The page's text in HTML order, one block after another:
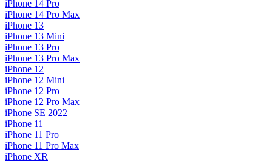
iPhone 14 Pro
iPhone 14 Pro Max
iPhone 13
iPhone 13 Mini
iPhone 13 Pro
iPhone 13 Pro Max
iPhone 12
iPhone 12 Mini
iPhone 12 Pro
iPhone 12 Pro Max
iPhone SE 2022
iPhone 11
iPhone 11 Pro
iPhone 11 Pro Max
iPhone XR